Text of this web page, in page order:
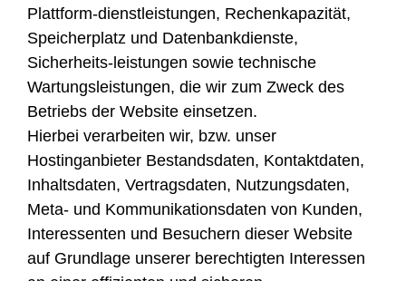
Plattform-dienstleistungen, Rechenkapazität,
Speicherplatz und Datenbankdienste,
Sicherheits-leistungen sowie technische
Wartungsleistungen, die wir zum Zweck des
Betriebs der Website einsetzen.
Hierbei verarbeiten wir, bzw. unser
Hostinganbieter Bestandsdaten, Kontaktdaten,
Inhaltsdaten, Vertragsdaten, Nutzungsdaten,
Meta- und Kommunikationsdaten von Kunden,
Interessenten und Besuchern dieser Website
auf Grundlage unserer berechtigten Interessen